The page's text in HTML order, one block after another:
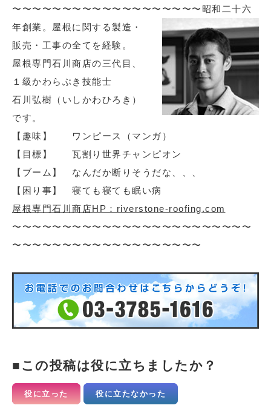
〜〜〜〜〜〜〜〜〜〜〜〜〜〜〜〜〜〜〜 昭和二十六
年創業。屋根に関する製造・
販売・工事の全てを経験。
屋根専門石川商店の三代目、
１級かわらぶき技能士
石川弘樹（いしかわひろき）
です。
【趣味】 ワンピース（マンガ）
【目標】 瓦割り世界チャンピオン
【ブーム】 なんだか断りそうだな、、、
【困り事】 寝ても寝ても眠い病
屋根専門石川商店HP：riverstone-roofing.com
〜〜〜〜〜〜〜〜〜〜〜〜〜〜〜〜〜〜〜〜〜〜〜〜
〜〜〜〜〜〜〜〜〜〜〜〜〜〜〜〜〜〜〜
この投稿は役に立ちましたか？
役に立った 役に立たなかった